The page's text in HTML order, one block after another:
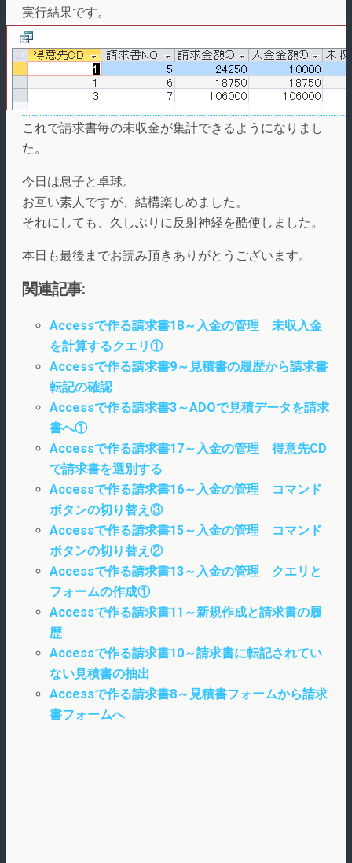
実行結果です。
これで請求書毎の未収金が集計できるようになりまし
た。
今日は息子と卓球。
お互い素人ですが、結構楽しめました。
それにしても、久しぶりに反射神経を酷使しました。
本日も最後までお読み頂きありがとうございます。
関連記事:
Accessで作る請求書18～入金の管理 未収入金
を計算するクエリ①
Accessで作る請求書9～見積書の履歴から請求書
転記の確認
Accessで作る請求書3～ADOで見積データを請求
書へ①
Accessで作る請求書17～入金の管理 得意先CD
で請求書を選別する
Accessで作る請求書16～入金の管理 コマンド
ボタンの切り替え③
Accessで作る請求書15～入金の管理 コマンド
ボタンの切り替え②
Accessで作る請求書13～入金の管理 クエリと
フォームの作成①
Accessで作る請求書11～新規作成と請求書の履
歴
Accessで作る請求書10～請求書に転記されてい
ない見積書の抽出
Accessで作る請求書8～見積書フォームから請求
書フォームへ